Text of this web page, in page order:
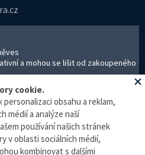
a mohou se lišit od zakoupeného
klimatizace.cz
hodin - kancelář
hodin - sklad
cookie.
obsahu a reklam,
médií a analýze naší
používání našich stránek
v oblasti sociálních médií,
kombinovat s dalšími